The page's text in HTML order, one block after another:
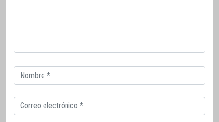
Correo
electrónico
Correo
electrónico